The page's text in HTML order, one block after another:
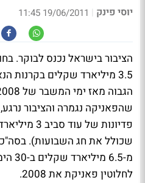
יוסי פינק |
19/06/2011 11:45
הציבור בישראל נכנס לבוקר.
3.5 מיליארד שקלים בקרנות
שהפאניקה נגמרה והציבור
פדיונות של
שכולל את חג השבועות).
מ-
לחלוטין פאניקת את 2008.